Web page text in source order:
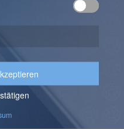
Technologie